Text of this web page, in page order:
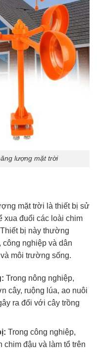
lượng mặt trời
mặt trời là thiết bị sử
xua đuổi các loài chim
bị này thường
nghiệp và dân
môi trường sống.
Trong nông nghiệp,
cây, ruộng lúa, ao nuôi
ra đối với cây trồng
Trong công nghiệp,
đậu và làm tổ trên